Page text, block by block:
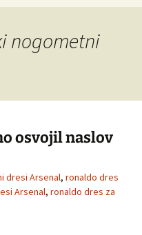
nogometni
osvojil naslov
dresi Arsenal, ronaldo dres
Arsenal, ronaldo dres za